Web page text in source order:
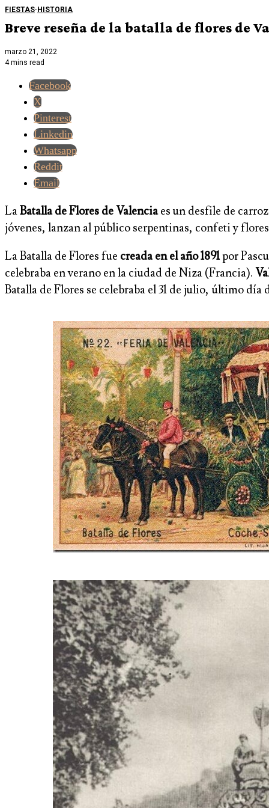
FIESTAS·HISTORIA
Breve reseña de la batalla de flores de
marzo 21, 2022
4 mins read
Facebook
X
Pinterest
Linkedin
Whatsapp
Reddit
Email
LaBatalla de Flores de Valenciaes un desfile de
jóvenes, lanzan al público serpentinas, confeti y
La Batalla de Flores fue creada en el año 1891por
celebraba en verano en la ciudad de Niza (Francia).
Batalla de Flores se celebraba el 31 de julio, último